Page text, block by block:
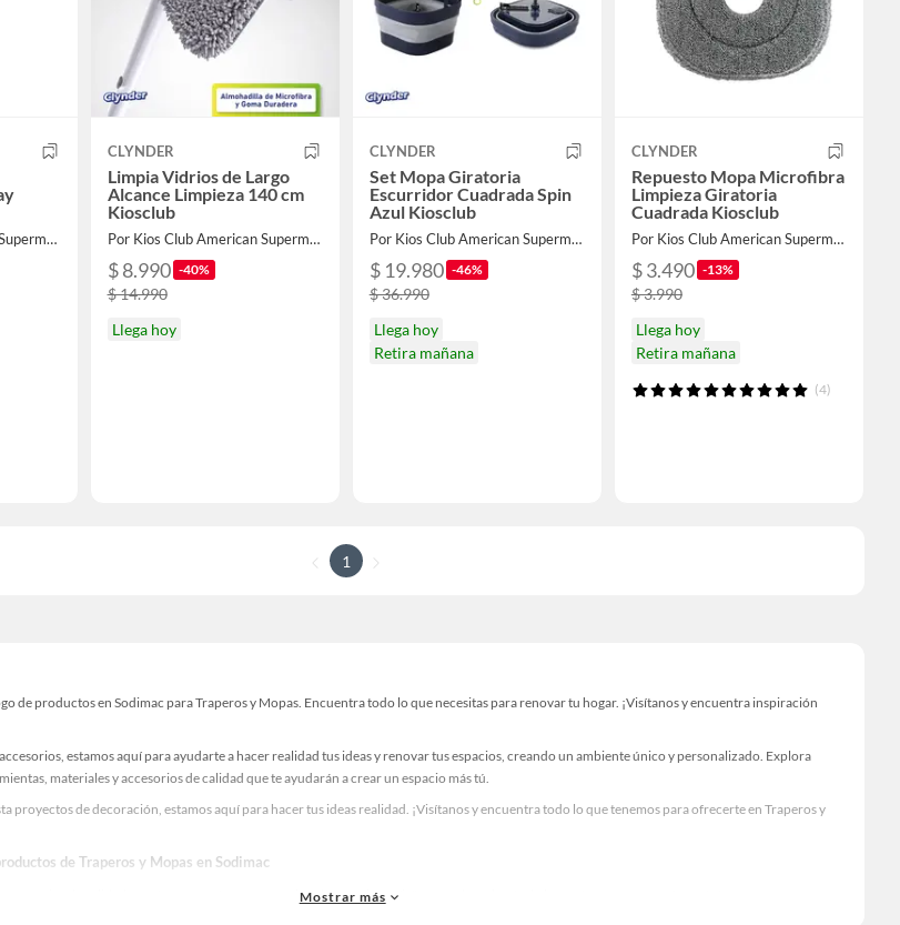
Por Kios Club American Supermarket
CLYNDER
Limpia Vidrios de Largo
Alcance Limpieza 140 cm
Kiosclub
Por Kios Club American Supermarket
$ 8.990 -40%
$ 14.990
Llega hoy
CLYNDER
Set Mopa Giratoria
Escurridor Cuadrada Spin
Azul Kiosclub
Por Kios Club American Supermarket
$ 19.980 -46%
$ 36.990
Llega hoy
Retira mañana
CLYNDER
Repuesto Mopa Microfibra
Limpieza Giratoria
Cuadrada Kiosclub
Por Kios Club American Supermarket
$ 3.490 -13%
$ 3.990
Llega hoy
Retira mañana
(4)
1
de productos en Sodimac para Traperos y Mopas. Encuentra todo lo que necesitas para renovar tu hogar. ¡Visítanos y encuentra inspiración
estamos aquí para ayudarte a hacer realidad tus ideas y renovar tus espacios, creando un ambiente único y personalizado. Explora
materiales y accesorios de calidad que te ayudarán a crear un espacio más tú.
proyectos de decoración, estamos aquí para hacer tus ideas realidad. ¡Visítanos y encuentra todo lo que tenemos para ofrecerte en Traperos y
de Traperos y Mopas en Sodimac
accesorios de calidad para tus proyectos y renovación de espacios. ¡Visítanos y descubre todo lo que tenemos para ofrecerte!
Mostrar más